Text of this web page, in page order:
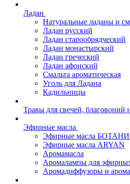
Ладан
Натуральные ладаны и
Ладан русский
Ладан старообрядческий
Ладан монастырский
Ладан греческий
Ладан афонский
Смальта ароматическая
Уголь для Ладана
Кадильницы
Травы для свечей, благовоний
Эфирные масла
Эфирные масла
Эфирные масла ARYAN
Аромамасла
Аромалампы для
Аромадиффузоры и